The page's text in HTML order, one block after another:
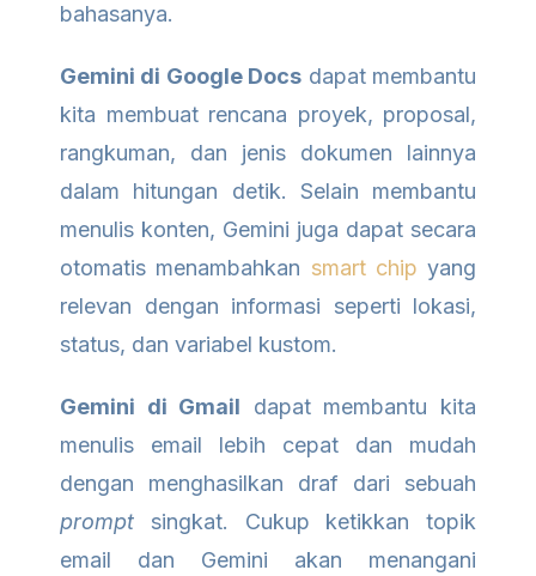
bahasanya.
Gemini di Google Docs dapat membantu
kita membuat rencana proyek, proposal,
rangkuman, dan jenis dokumen lainnya
dalam hitungan detik. Selain membantu
menulis konten, Gemini juga dapat secara
otomatis menambahkan smart chip yang
relevan dengan informasi seperti lokasi,
status, dan variabel kustom.
Gemini di Gmail dapat membantu kita
menulis email lebih cepat dan mudah
dengan menghasilkan draf dari sebuah
prompt singkat. Cukup ketikkan topik
email dan Gemini akan menangani